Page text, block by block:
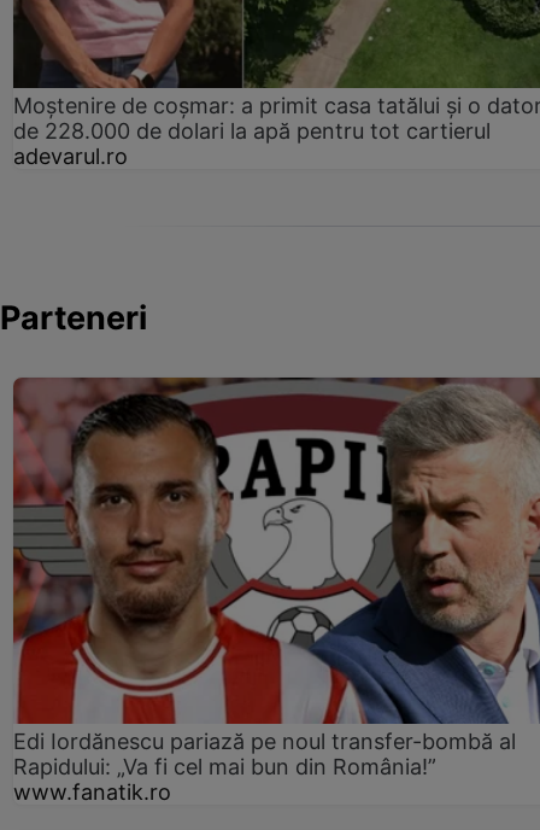
Moștenire de coșmar: a primit casa tatălui și o
de 228.000 de dolari la apă pentru tot cartierul
adevarul.ro
Parteneri
Edi Iordănescu pariază pe noul transfer-bombă al
Rapidului: „Va fi cel mai bun din România!”
www.fanatik.ro